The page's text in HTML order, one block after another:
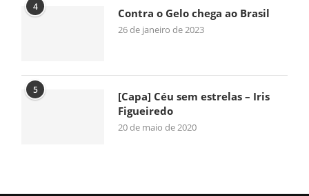
4 Contra o Gelo chega ao Brasil
26 de janeiro de 2023
5
[Capa] Céu sem estrelas – Iris
Figueiredo
20 de maio de 2020